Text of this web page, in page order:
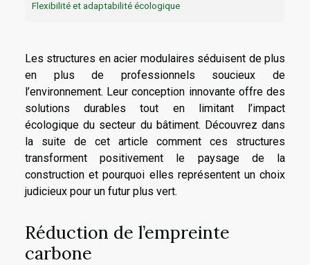
Flexibilité et adaptabilité écologique
Les structures en acier modulaires séduisent de plus
en plus de professionnels soucieux de
l’environnement. Leur conception innovante offre des
solutions durables tout en limitant l’impact
écologique du secteur du bâtiment. Découvrez dans
la suite de cet article comment ces structures
transforment positivement le paysage de la
construction et pourquoi elles représentent un choix
judicieux pour un futur plus vert.
Réduction de l’empreinte
carbone